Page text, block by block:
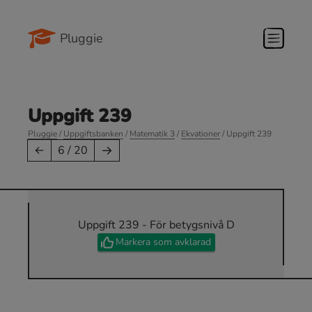
Pluggie
Uppgift 239
Pluggie/Uppgiftsbanken /Matematik 3 /Ekvationer/ Uppgift 239
← 6 / 20 →
Uppgift 239 - För betygsnivå D
Markera som avklarad